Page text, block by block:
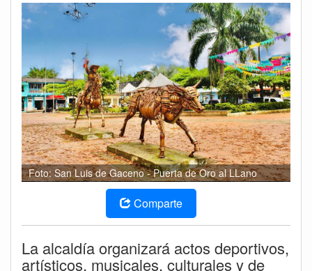
Foto: San Luis de Gaceno - Puerta de Oro al LLano
Comparte
La alcaldía organizará actos deportivos,
artísticos, musicales, culturales y de